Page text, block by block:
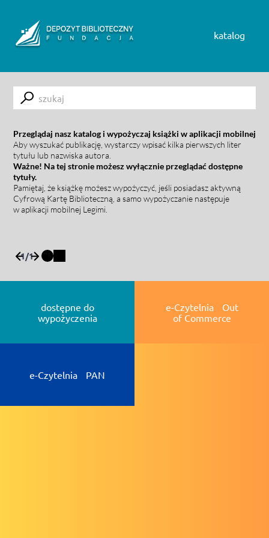
katalog
Submit
Przeglądaj nasz katalog i wypożyczaj książki w aplikacji mobilnej
Aby wyszukać publikację, wystarczy wpisać kilka pierwszych liter
tytułu lub nazwiska autora.
Ważne! Na tej stronie możesz wyłącznie przeglądać dostępne
tytuły.
Pamiętaj, że książkę możesz wypożyczyć, jeśli posiadasz aktywną
Cyfrową Kartę Biblioteczną, a samo wypożyczanie następuje
w aplikacji mobilnej Legimi.
1/1
dostępne do
wypożyczenia
e-Czytelnia Out
of Commerce
e-Czytelnia PAN